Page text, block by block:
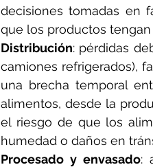
decisiones tomadas en
que los productos
Distribución: pérdidas
camiones refrigerados),
una brecha temporal
alimentos, desde la
el riesgo de que los
humedad o daños en
Procesado y envasado: